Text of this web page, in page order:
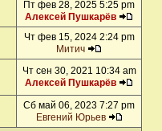
Пт фев 28, 2025 5:25 pm
Алексей Пушкарёв
Чт фев 15, 2024 2:24 pm
Митич
Чт сен 30, 2021 10:34 am
Алексей Пушкарёв
Сб май 06, 2023 7:27 pm
Евгений Юрьев